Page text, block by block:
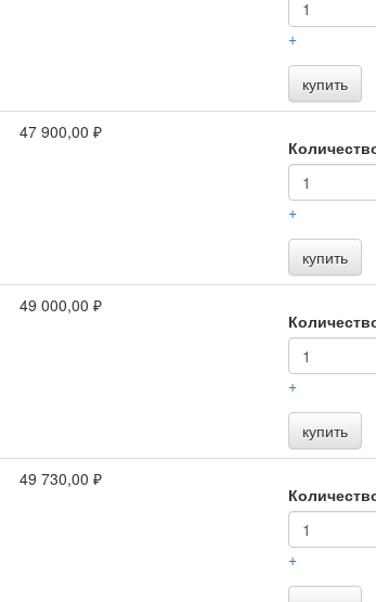
+
купить
47 900,00 ₽
+
купить
49 000,00 ₽
+
купить
49 730,00 ₽
+